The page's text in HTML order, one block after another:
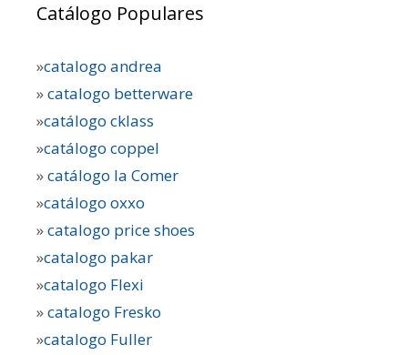
Catálogo Populares
»catalogo andrea
»catalogo betterware
»catálogo cklass
»catálogo coppel
»catálogo la Comer
»catálogo oxxo
»catalogo price shoes
»catalogo pakar
»catalogo Flexi
»catalogo Fresko
»catalogo Fuller